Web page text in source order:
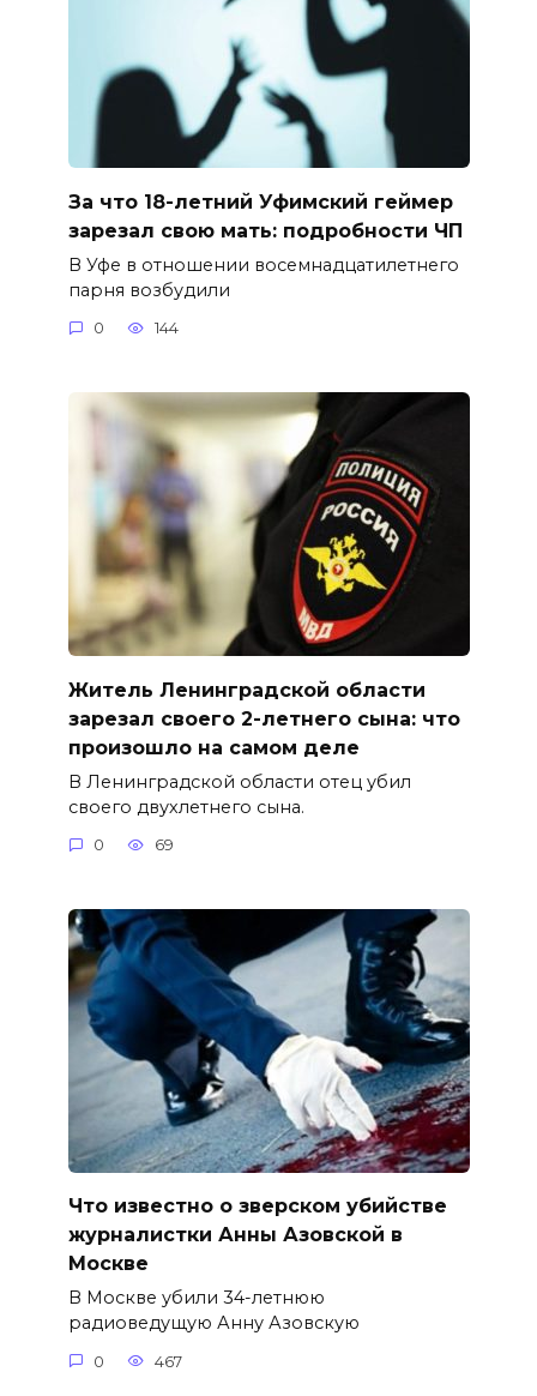
За что 18-летний Уфимский геймер
зарезал свою мать: подробности ЧП
В Уфе в отношении восемнадцатилетнего
парня возбудили
0 144
Житель Ленинградской области
зарезал своего 2-летнего сына: что
произошло на самом деле
В Ленинградской области отец убил
своего двухлетнего сына.
0 69
Что известно о зверском убийстве
журналистки Анны Азовской в
Москве
В Москве убили 34-летнюю
радиоведущую Анну Азовскую
0 467